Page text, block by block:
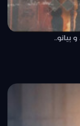
بيانو..